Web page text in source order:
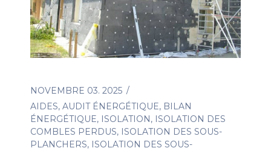
NOVEMBRE 03. 2025
AIDES, AUDIT ÉNERGÉTIQUE, BILAN
ÉNERGÉTIQUE, ISOLATION , ISOLATION DES
COMBLES PERDUS, ISOLATION DES SOUS-
PLANCHERS, ISOLATION DES SOUS-